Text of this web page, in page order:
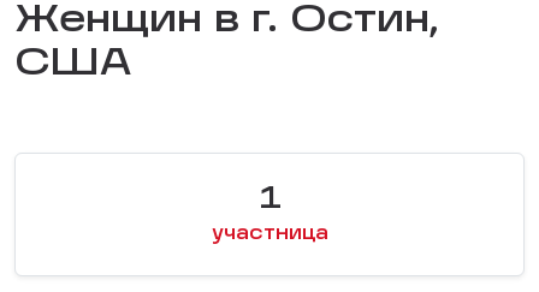
Женщин в г. Остин,
США
1
участница